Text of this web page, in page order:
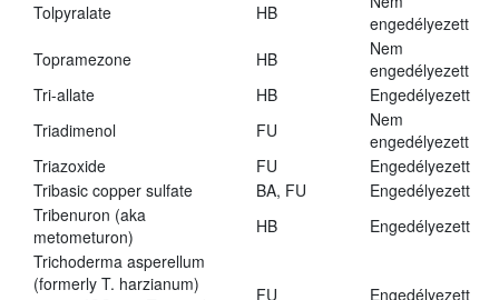
Tolpyralate
HB
engedélyezett
Topramezone
HB
Nem
engedélyezett
Tri-allate
HB
Engedélyezett
Triadimenol
FU
Nem
engedélyezett
Triazoxide
FU
Engedélyezett
Tribasic copper sulfate
BA, FU
Engedélyezett
Tribenuron (aka
metometuron)
HB
Engedélyezett
Trichoderma asperellum
(formerly T. harzianum)
FU Engedélyezett